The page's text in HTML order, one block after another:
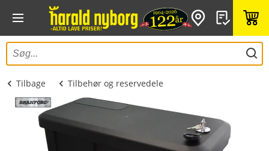
Tilbage Tilbehør og reservedele